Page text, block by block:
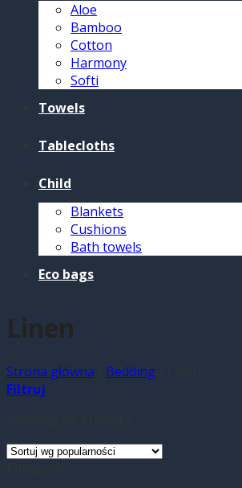
Aloe
Bamboo
Cotton
Harmony
Softi
Towels
Tablecloths
Child
Blankets
Cushions
Bath towels
Eco bags
Linen
Strona główna Bedding
Filtruj